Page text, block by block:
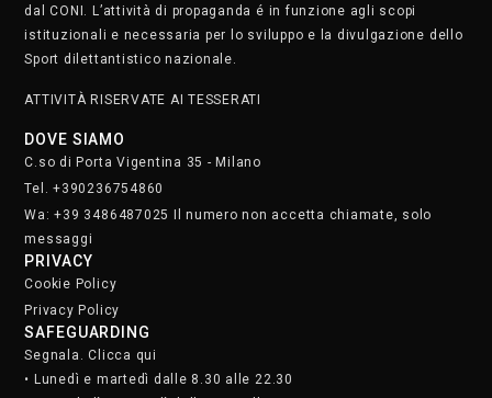
dal CONI. L’attività di propaganda é in funzione agli scopi
istituzionali e necessaria per lo sviluppo e la divulgazione dello
Sport dilettantistico nazionale.
ATTIVITÀ RISERVATE AI TESSERATI
DOVE SIAMO
C.so di Porta Vigentina 35 - Milano
Tel. +390236754860
Wa: +39 3486487025 Il numero non accetta chiamate, solo
messaggi
PRIVACY
Cookie Policy
Privacy Policy
SAFEGUARDING
Segnala. Clicca qui
• Lunedì e martedì dalle 8.30 alle 22.30